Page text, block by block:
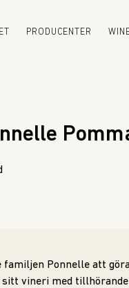
PRODUCENTER
familjen Ponnelle att
vineri med tillhörande